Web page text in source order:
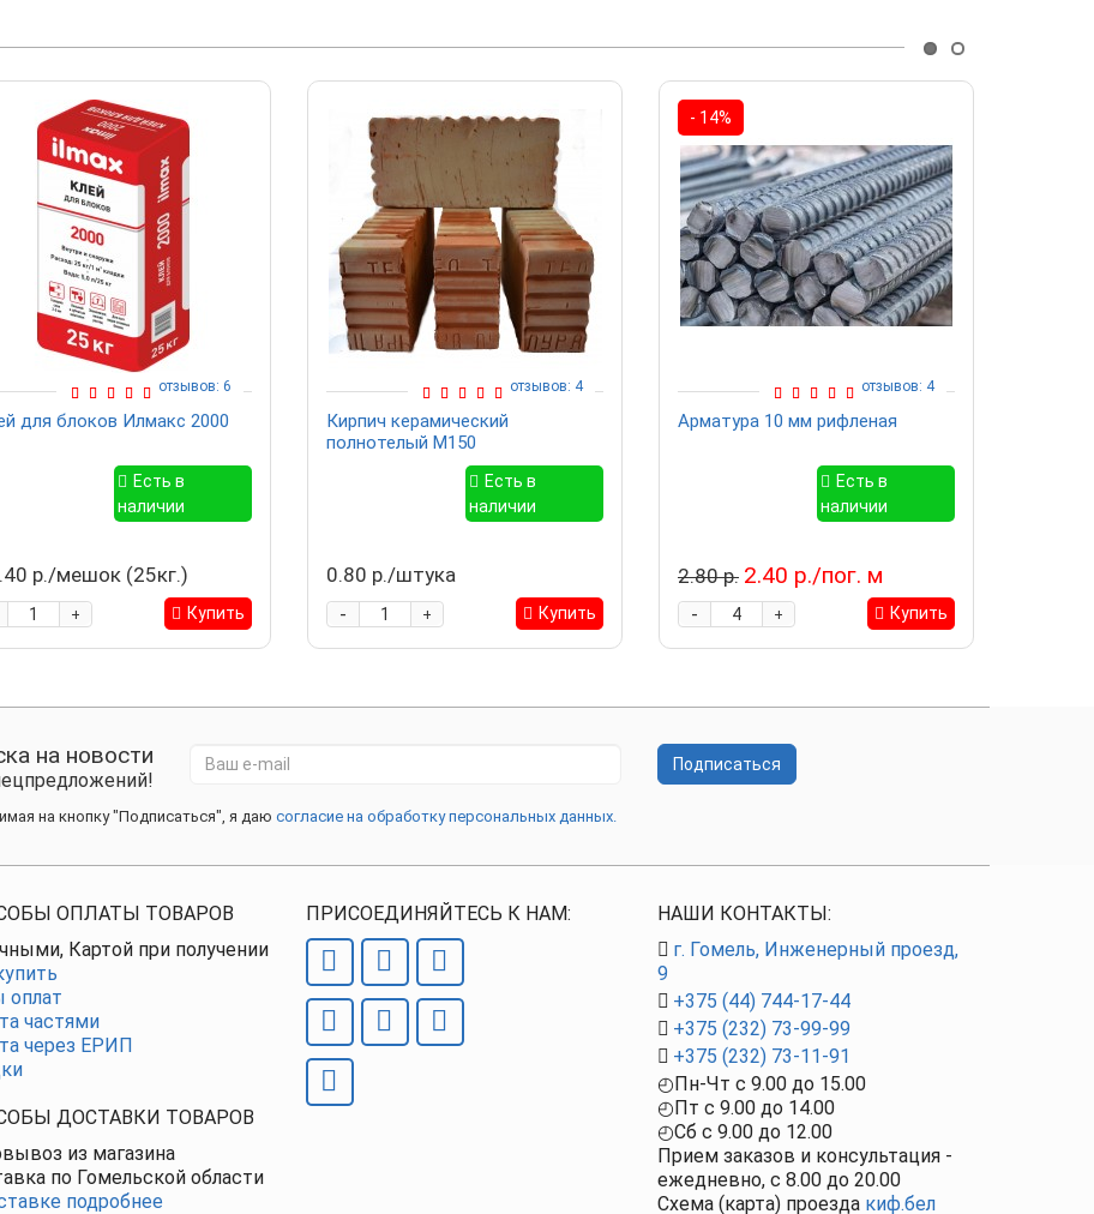
для блоков Илмакс 2000
отзывов: 6
Есть в
наличии
р./мешок (25кг.)
+ Купить
Кирпич керамический
полнотелый М150
отзывов: 4
Есть в
наличии
0.80 р./штука
+
- Купить
- 14%
Арматура 10 мм рифленая
отзывов: 4
Есть в
наличии
2.80 р. 2.40 р./пог. м
+
- Купить
на новости Подписаться
на кнопку "Подписаться", я даю согласие на обработку персональных данных.
ОПЛАТЫ ТОВАРОВ
Картой при получении
оплат
частями
через ЕРИП
ДОСТАВКИ ТОВАРОВ
из магазина
по Гомельской области
подробнее
ПРИСОЕДИНЯЙТЕСЬ К НАМ:
НАШИ КОНТАКТЫ:
г. Гомель, Инженерный проезд,
9
+375 (44) 744-17-44
+375 (232) 73-99-99
+375 (232) 73-11-91
◴Пн-Чт c 9.00до 15.00
◴Пт c 9.00до 14.00
◴Сб с 9.00 до 12.00
Прием заказов и консультация -
ежедневно, с 8.00до 20.00
Схема (карта) проезда киф.бел